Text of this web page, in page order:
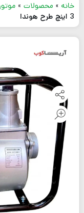
خانه » محصولات »
3 اینچ طرح هوندا